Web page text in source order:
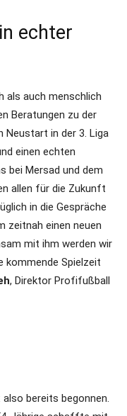
echter
als auch menschlich
Beratungen zu der
Neustart in der 3. Liga
einen echten
bei Mersad und dem
allen für die Zukunft
in die Gespräche
zeitnah einen neuen
mit ihm werden wir
kommende Spielzeit
, Direktor Profifußball
bereits begonnen.